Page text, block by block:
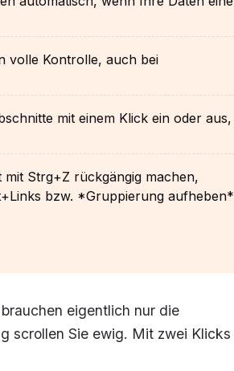
volle Kontrolle, auch bei
mit einem Klick ein oder aus,
Strg+Z rückgängig machen,
bzw. *Gruppierung aufheben*
eigentlich nur die
scrollen Sie ewig. Mit zwei